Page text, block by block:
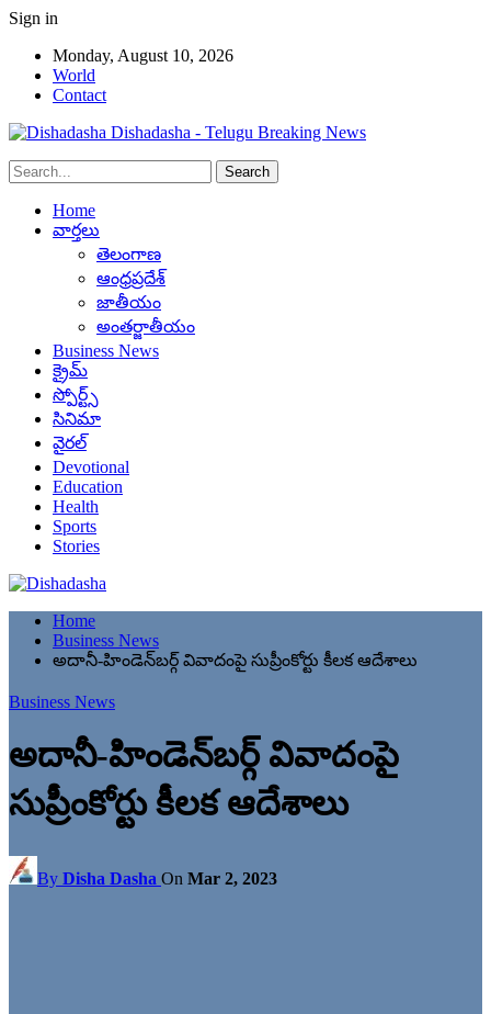
Sign in
Monday, August 10, 2026
World
Contact
Dishadasha - Telugu Breaking News
Home
వార్తలు
తెలంగాణ
ఆంధ్రప్రదేశ్
జాతీయం
అంతర్జాతీయం
Business News
క్రైమ్
స్పోర్ట్స్
సినిమా
వైరల్
Devotional
Education
Health
Sports
Stories
Home
Business News
అదానీ-హిండెన్‌బర్గ్‌ వివాదంపై సుప్రీంకోర్టు కీలక ఆదేశాలు
Business News
అదానీ-హిండెన్‌బర్గ్‌ వివాదంపై
సుప్రీంకోర్టు కీలక ఆదేశాలు
By Disha Dasha On Mar 2, 2023